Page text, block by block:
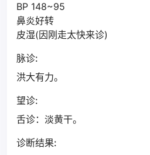
BP 148~95
鼻炎好转
皮湿(因刚走太快来诊)
脉诊:
洪大有力。
望诊:
舌诊：淡黄干。
诊断结果: